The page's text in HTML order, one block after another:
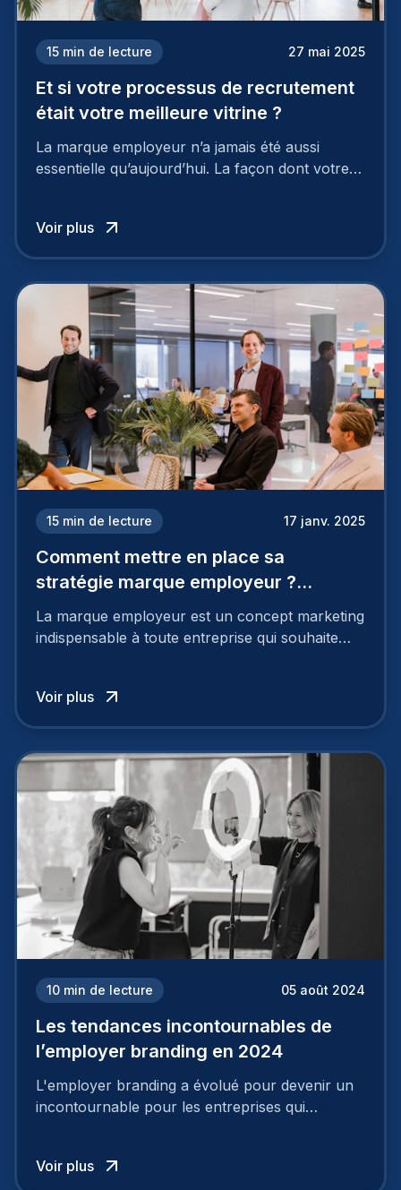
15 min de lecture 27 mai 2025
Et si votre processus de recrutement
était votre meilleure vitrine ?
La marque employeur n’a jamais été aussi
essentielle qu’aujourd’hui. La façon dont votre
à perdre les meilleurs profils.
Voir plus
15 min de lecture 17 janv. 2025
Comment mettre en place sa
stratégie marque employeur ?
Découvrez les 7 étapes
La marque employeur est un concept marketing
indispensable à toute entreprise qui souhaite
employeur solide et positive sont évidentes, ce
travail, pour qu’il soit réussi, ne peut se faire en
mettre en œuvre un certain nombre d’actions.
Voir plus
10 min de lecture 05 août 2024
Les tendances incontournables de
l’employer branding en 2024
L'employer branding a évolué pour devenir un
incontournable pour les entreprises qui
Voir plus